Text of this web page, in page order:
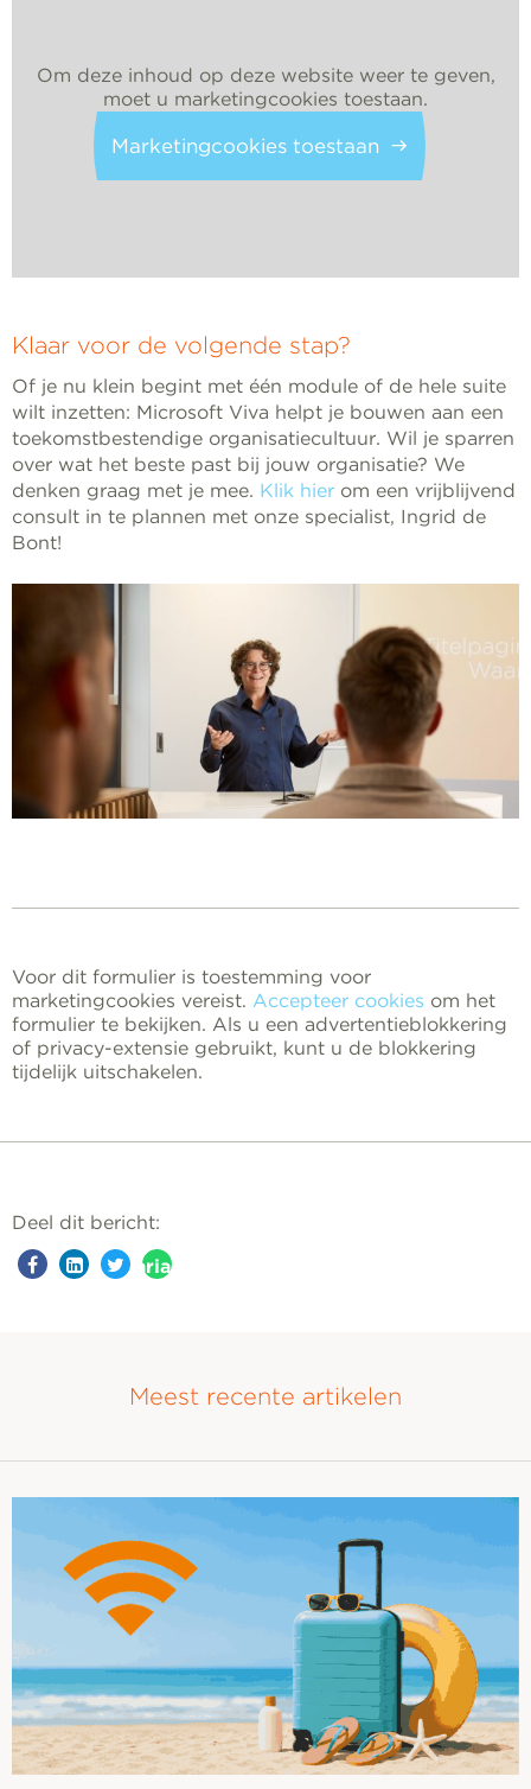
Om deze inhoud op deze website weer te geven,
moet u marketingcookies toestaan.
Marketingcookies toestaan
Klaar voor de volgende stap?
Of je nu klein begint met één module of de hele suite
wilt inzetten: Microsoft Viva helpt je bouwen aan een
toekomstbestendige organisatiecultuur. Wil je sparren
over wat het beste past bij jouw organisatie? We
denken graag met je mee. Klik hier om een vrijblijvend
consult in te plannen met onze specialist, Ingrid de
Bont!
Voor dit formulier is toestemming voor
marketingcookies vereist. Accepteer cookies om het
formulier te bekijken. Als u een advertentieblokkering
of privacy-extensie gebruikt, kunt u de blokkering
tijdelijk uitschakelen.
Deel dit bericht:
aria-
Meest recente artikelen